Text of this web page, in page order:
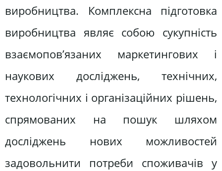
виробництва. Комплексна підготовка
виробництва являє собою сукупність
взаємопов’язаних маркетингових і
наукових досліджень, технічних,
технологічних і організаційних рішень,
спрямованих на пошук шляхом
досліджень нових можливостей
задовольнити потреби споживачів у